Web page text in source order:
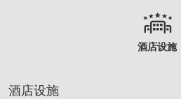
酒店设施
酒店设施